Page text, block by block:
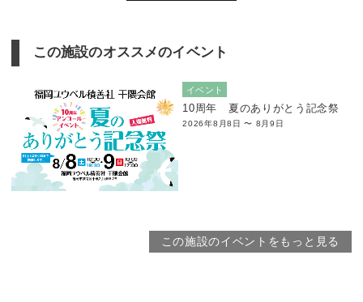
この施設のオススメのイベント
イベント
10周年 夏のありがとう記念祭
2026年8月8日 〜 8月9日
この施設のイベントをもっと見る